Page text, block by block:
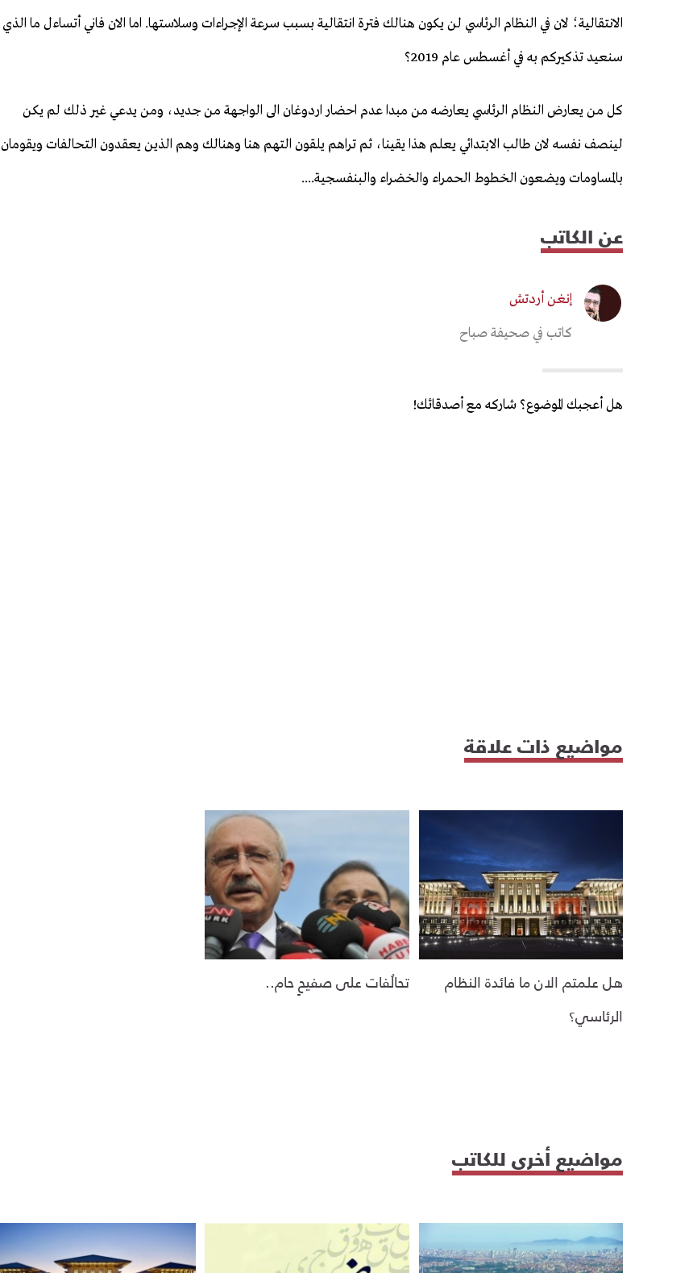
الانتقالية؛ لان في النظام الرئاسي لن يكون هنالك فترة انتقالية بسبب سرعة الإجراءات وسلاستها. اما الان فاني أتساءل ما الذي
سنعيد تذكيركم به في أغسطس عام 2019؟
كل من يعارض النظام الرئاسي يعارضه من مبدا عدم احضار اردوغان الى الواجهة من جديد، ومن يدعي غير ذلك لم يكن
لينصف نفسه لان طالب الابتدائي يعلم هذا يقينا، ثم تراهم يلقون التهم هنا وهنالك وهم الذين يعقدون التحالفات ويقومان
بالمساومات ويضعون الخطوط الحمراء والخضراء والبنفسجية....
عن الكاتب
إنغن أردتش
كاتب في صحيفة صباح
هل أعجبك الموضوع؟ شاركه مع أصدقائك!
مواضيع ذات علاقة
هل علمتم الان ما فائدة النظام
الرئاسي؟
تحالُفات على صفيحٍ حام..
مواضيع أخرى للكاتب